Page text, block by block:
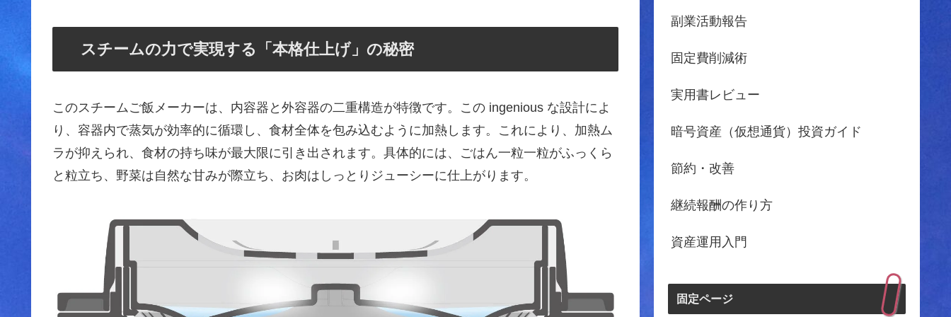
スチームの力で実現する「本格仕上げ」の秘密
このスチームご飯メーカーは、内容器と外容器の二重構造が特徴です。この ingenious な設計によ
り、容器内で蒸気が効率的に循環し、食材全体を包み込むように加熱します。これにより、加熱ム
ラが抑えられ、食材の持ち味が最大限に引き出されます。具体的には、ごはん一粒一粒がふっくら
と粒立ち、野菜は自然な甘みが際立ち、お肉はしっとりジューシーに仕上がります。
副業活動報告
固定費削減術
実用書レビュー
暗号資産（仮想通貨）投資ガイド
節約・改善
継続報酬の作り方
資産運用入門
固定ページ